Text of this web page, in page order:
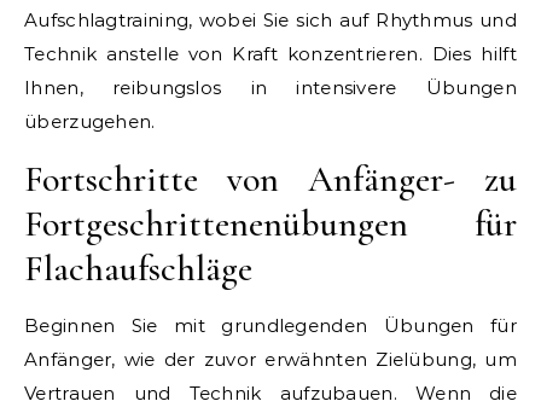
Aufschlagtraining, wobei Sie sich auf Rhythmus und
Technik anstelle von Kraft konzentrieren. Dies hilft
Ihnen, reibungslos in intensivere Übungen
überzugehen.
Fortschritte von Anfänger- zu
Fortgeschrittenenübungen für
Flachaufschläge
Beginnen Sie mit grundlegenden Übungen für
Anfänger, wie der zuvor erwähnten Zielübung, um
Vertrauen und Technik aufzubauen. Wenn die